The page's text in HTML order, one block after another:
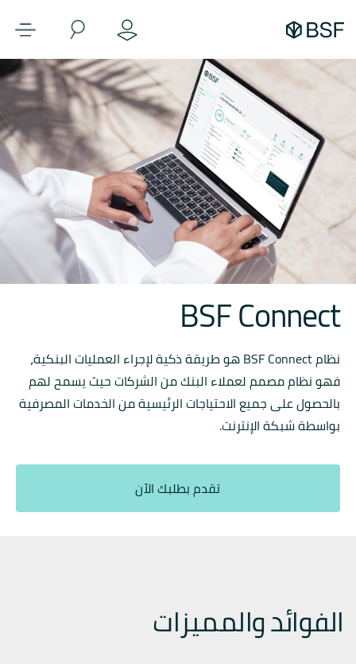
BSF Connect
نظام BSF Connect هو طريقة ذكية لإجراء العمليات البنكية،
فهو نظام مصمم لعملاء البنك من الشركات حيث يسمح لهم
بالحصول على جميع الاحتياجات الرئيسية من الخدمات المصرفية
بواسطة شبكة الإنترنت.
تقدم بطلبك الآن
الفوائد والمميزات